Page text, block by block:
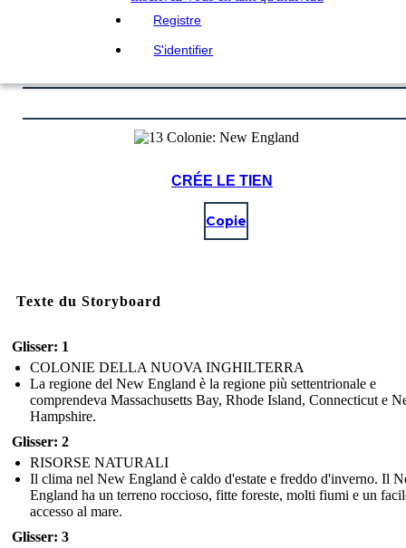
Registre
S'identifier
CRÉE LE TIEN
Copie
Texte du Storyboard
Glisser: 1
COLONIE DELLA NUOVA INGHILTERRA
La regione del New England è la regione più settentrionale e
comprendeva Massachusetts Bay, Rhode Island, Connecticut e
Hampshire.
Glisser: 2
RISORSE NATURALI
Il clima nel New England è caldo d'estate e freddo d'inverno. Il
England ha un terreno roccioso, fitte foreste, molti fiumi e un
accesso al mare.
Glisser: 3